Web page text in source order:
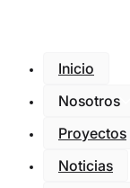
Inicio
Nosotros
Proyectos
Noticias